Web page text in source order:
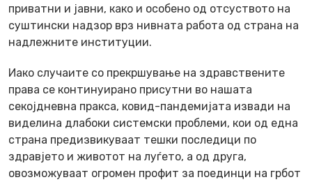
приватни и јавни, како и особено од отсуството на
суштински надзор врз нивната работа од страна на
надлежните институции.
Иако случаите со прекршување на здравствените
права се континуирано присутни во нашата
секојдневна пракса, ковид-пандемијата извади на
виделина длабоки системски проблеми, кои од една
страна предизвикуваат тешки последици по
здравјето и животот на луѓето, а од друга,
овозможуваат огромен профит за поединци на грбот